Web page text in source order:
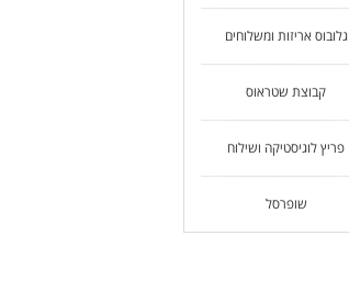
גלובוס אריזות ומשלוחים
קבוצת שטראוס
פריץ לוגיסטיקה ושילוח
שופרסל